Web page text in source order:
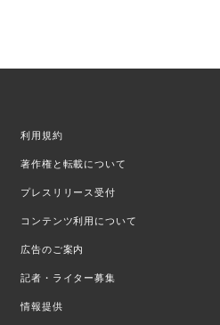
利用規約
著作権と転載について
プレスリリース受付
コンテンツ利用について
広告のご案内
記者・ライター募集
情報提供